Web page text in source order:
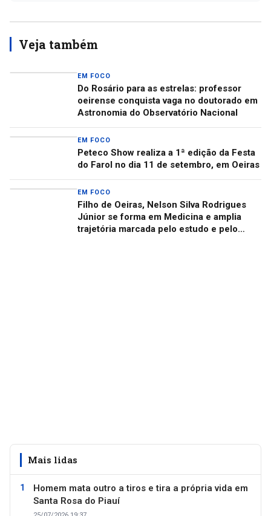
Veja também
EM FOCO
Do Rosário para as estrelas: professor
oeirense conquista vaga no doutorado em
Astronomia do Observatório Nacional
EM FOCO
Peteco Show realiza a 1ª edição da Festa
do Farol no dia 11 de setembro, em Oeiras
EM FOCO
Filho de Oeiras, Nelson Silva Rodrigues
Júnior se forma em Medicina e amplia
trajetória marcada pelo estudo e pelo
Mais lidas
Homem mata outro a tiros e tira a própria vida em
Santa Rosa do Piauí